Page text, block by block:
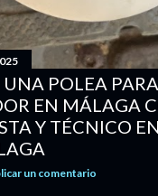
POLEA PARA
EN MÁLAGA
Y TÉCNICO
un comentario